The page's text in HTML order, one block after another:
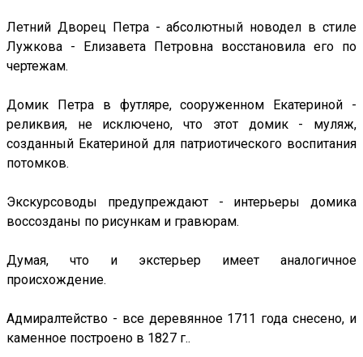
Летний Дворец Петра - абсолютный новодел в стиле
Лужкова - Елизавета Петровна восстановила его по
чертежам.
Домик Петра в футляре, сооруженном Екатериной -
реликвия, не исключено, что этот домик - муляж,
созданный Екатериной для патриотического воспитания
потомков.
Экскурсоводы предупреждают - интерьеры домика
воссозданы по рисункам и гравюрам.
Думая, что и экстерьер имеет аналогичное
происхождение.
Адмиралтейство - все деревянное 1711 года снесено, и
каменное построено в 1827 г..